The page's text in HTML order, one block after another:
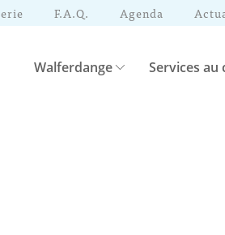
F.A.Q. Agenda
Walferdange Services au